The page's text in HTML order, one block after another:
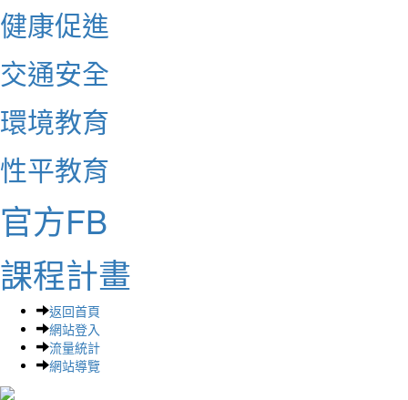
健康促進
交通安全
環境教育
性平教育
官方FB
課程計畫
返回首頁
網站登入
流量統計
網站導覽